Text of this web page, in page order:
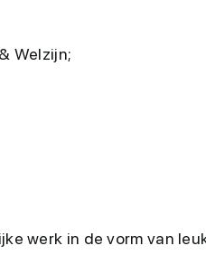
Welzijn;
werk in de vorm van